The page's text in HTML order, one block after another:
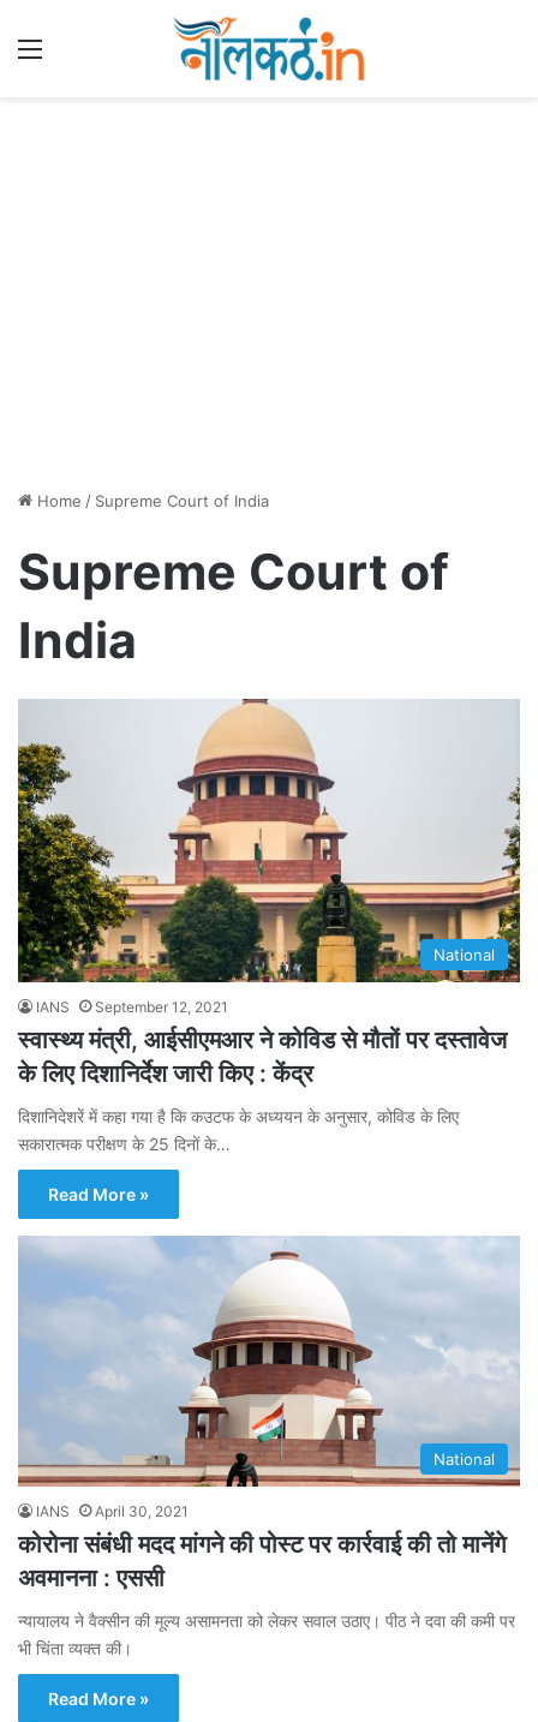
Home / Supreme Court of India
Supreme Court of
India
National
IANS September 12, 2021
स्वास्थ्य मंत्री, आईसीएमआर ने कोविड से मौतों पर दस्तावेज
के लिए दिशानिर्देश जारी किए : केंद्र
दिशानिदेशरें में कहा गया है कि कउटफ के अध्ययन के अनुसार, कोविड के लिए
सकारात्मक परीक्षण के 25 दिनों के…
Read More »
National
IANS April 30, 2021
कोरोना संबंधी मदद मांगने की पोस्ट पर कार्रवाई की तो मानेंगे
अवमानना : एससी
न्यायालय ने वैक्सीन की मूल्य असामनता को लेकर सवाल उठाए। पीठ ने दवा की कमी पर
भी चिंता व्यक्त की।
Read More »